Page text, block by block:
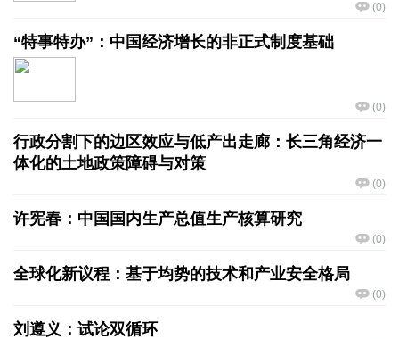
(0)
“特事特办”：中国经济增长的非正式制度基础
(0)
行政分割下的边区效应与低产出走廊：长三角经济一
体化的土地政策障碍与对策
(0)
许宪春：中国国内生产总值生产核算研究
(0)
全球化新议程：基于均势的技术和产业安全格局
(0)
刘遵义：试论双循环